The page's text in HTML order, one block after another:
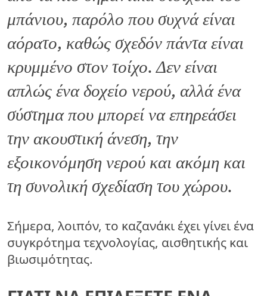
μπάνιου, παρόλο που συχνά είναι
αόρατο, καθώς σχεδόν πάντα είναι
κρυμμένο στον τοίχο. Δεν είναι
απλώς ένα δοχείο νερού, αλλά ένα
σύστημα που μπορεί να επηρεάσει
την ακουστική άνεση, την
εξοικονόμηση νερού και ακόμη και
τη συνολική σχεδίαση του χώρου.
Σήμερα, λοιπόν, το καζανάκι έχει γίνει ένα
συγκρότημα τεχνολογίας, αισθητικής και
βιωσιμότητας.